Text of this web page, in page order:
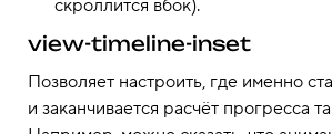
скроллится вбок).
view-timeline-inset
Позволяет настроить, где именно
и заканчивается расчёт прогресса